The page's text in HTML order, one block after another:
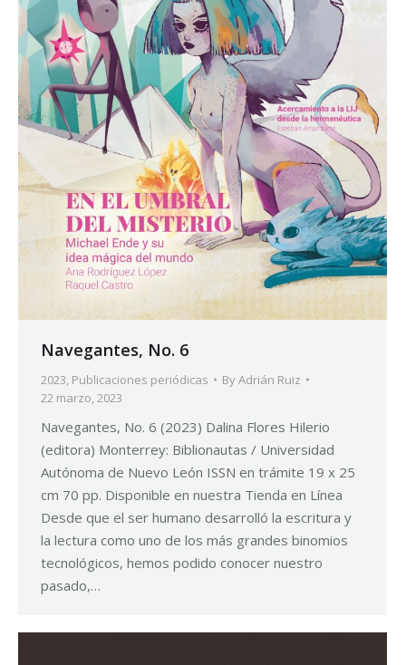
Navegantes, No. 6
2023, Publicaciones periódicas ByAdrián Ruiz
22 marzo, 2023
Navegantes, No. 6 (2023) Dalina Flores Hilerio
(editora) Monterrey: Biblionautas / Universidad
Autónoma de Nuevo León ISSN en trámite 19 x 25
cm 70 pp. Disponible en nuestra Tienda en Línea
Desde que el ser humano desarrolló la escritura y
la lectura como uno de los más grandes binomios
tecnológicos, hemos podido conocer nuestro
pasado,…